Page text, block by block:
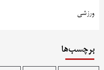
ورزشی
برچسب‌ها